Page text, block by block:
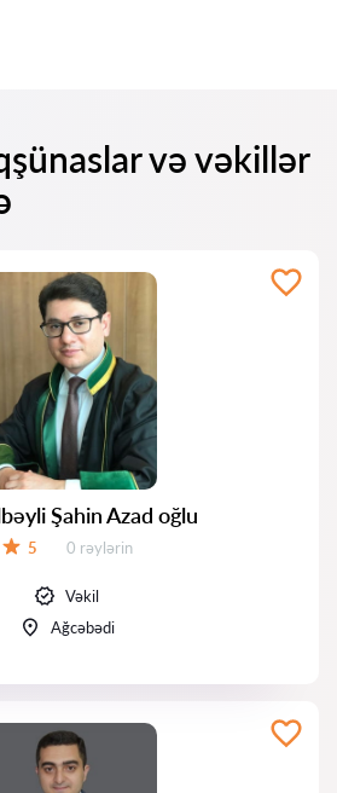
və vəkillər
Şahin Azad oğlu
5 Rəylər:
0 rəylərin
Vəkil
Ağcəbədi